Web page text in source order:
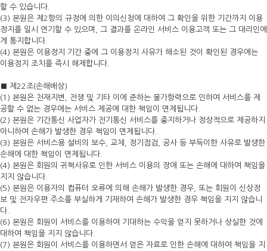
할 수 있습니다.
(3) 본원은 제2항의 규정에 의한 이의신청에 대하여 그 확인을 위한 기간까지 이용
정지를 일시 연기할 수 있으며, 그 결과를 온라인 서비스 이용고객 또는 그 대리인에
게 통지합니다.
(4) 본원은 이용정지 기간 중에 그 이용정지 사유가 해소된 것이 확인된 경우에는
이용정지 조치를 즉시 해제합니다.
■ 제22조(손해배상)
(1) 본원은 천재지변, 전쟁 및 기타 이에 준하는 불가항력으로 인하여 서비스를 제
공할 수 없는 경우에는 서비스 제공에 대한 책임이 면제됩니다.
(2) 본원은 기간통신 사업자가 전기통신 서비스를 중지하거나 정상적으로 제공하지
아니하여 손해가 발생한 경우 책임이 면제됩니다.
(3) 본원은 서비스용 설비의 보수, 교체, 정기점검, 공사 등 부득이한 사유로 발생한
손해에 대한 책임이 면제됩니다.
(4) 본원은 회원의 귀책사유로 인한 서비스 이용의 장애 또는 손해에 대하여 책임을
지지 않습니다.
(5) 본원은 이용자의 컴퓨터 오류에 의해 손해가 발생한 경우, 또는 회원이 신상정
보 및 전자우편 주소를 부실하게 기재하여 손해가 발생한 경우 책임을 지지 않습니
다.
(6) 본원은 회원이 서비스를 이용하여 기대하는 수익을 얻지 못하거나 상실한 것에
대하여 책임을 지지 않습니다.
(7) 본원은 회원이 서비스를 이용하면서 얻은 자료로 인한 손해에 대하여 책임을 지